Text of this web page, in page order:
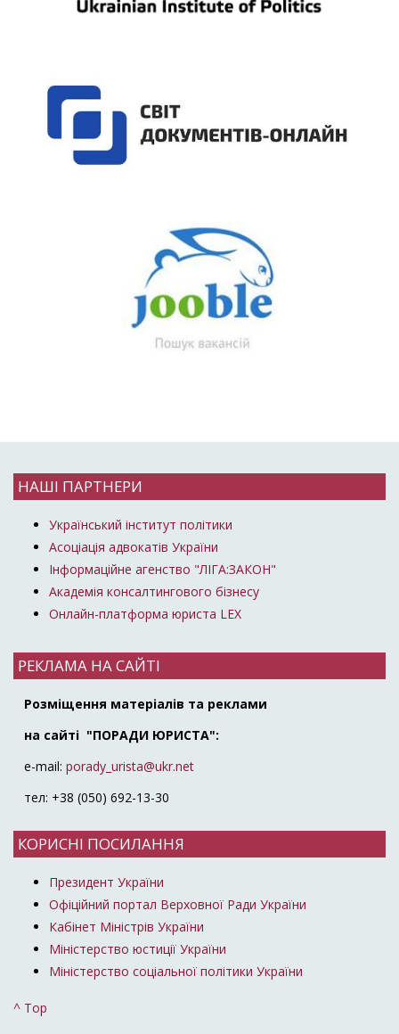
НАШІ ПАРТНЕРИ
Український інститут політики
Асоціація адвокатів України
Інформаційне агенство "ЛІГА:ЗАКОН"
Академія консалтингового бізнесу
Онлайн-платформа юриста LEX
РЕКЛАМА НА САЙТІ
Розміщення матеріалів та реклами
на сайті "ПОРАДИ ЮРИСТА":
e-mail: porady_urista@ukr.net
тел: +38 (050) 692-13-30
КОРИСНІ ПОСИЛАННЯ
Президент України
Офіційний портал Верховної Ради України
Кабінет Міністрів України
Міністерство юстиції України
Міністерство соціальної політики України
^ Top